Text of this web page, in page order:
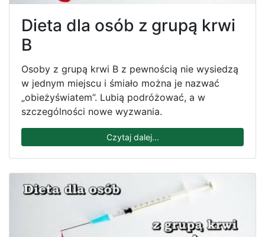
Dieta dla osób z grupą krwi
B
Osoby z grupą krwi B z pewnością nie wysiedzą
w jednym miejscu i śmiało można je nazwać
„obieżyświatem”. Lubią podróżować, a w
szczególności nowe wyzwania.
Czytaj dalej...